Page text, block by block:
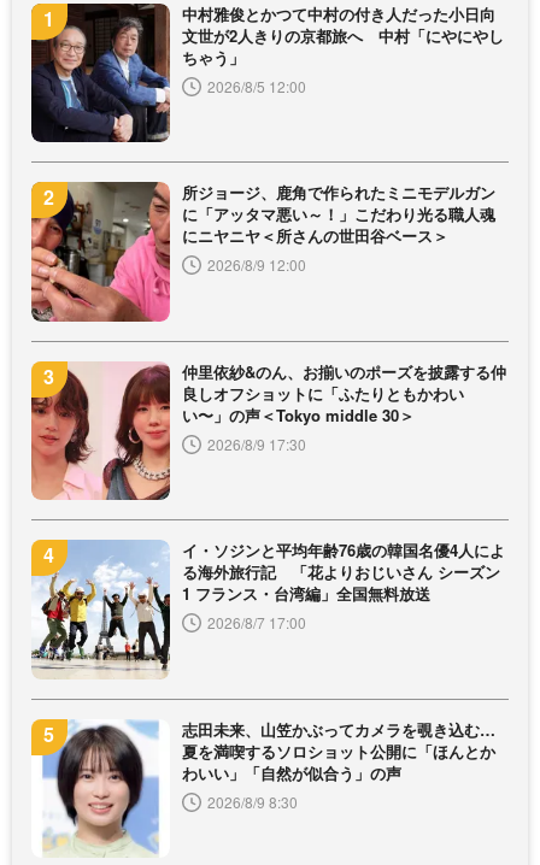
中村雅俊とかつて中村の付き人だった小日向
文世が2人きりの京都旅へ 中村「にやにやし
ちゃう」
2026/8/5 12:00
所ジョージ、鹿角で作られたミニモデルガン
に「アッタマ悪い～！」こだわり光る職人魂
にニヤニヤ＜所さんの世田谷ベース＞
2026/8/9 12:00
仲里依紗&のん、お揃いのポーズを披露する仲
良しオフショットに「ふたりともかわい
い〜」の声＜Tokyo middle 30＞
2026/8/9 17:30
イ・ソジンと平均年齢76歳の韓国名優4人によ
る海外旅行記 「花よりおじいさん シーズン
1 フランス・台湾編」全国無料放送
2026/8/7 17:00
志田未来、山笠かぶってカメラを覗き込む…
夏を満喫するソロショット公開に「ほんとか
わいい」「自然が似合う」の声
2026/8/9 8:30